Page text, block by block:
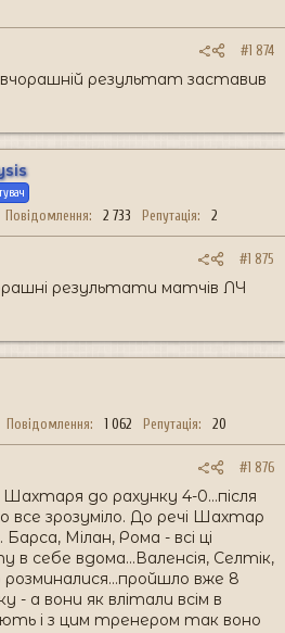
#1 874
результат заставив
Повідомлення 2 733 Репутація 2
#1 875
результати матчів ЛЧ
Повідомлення 1 062 Репутація 20
#1 876
до рахунку 4-0...після
все зрозуміло. До речі Шахтар
Барса, Мілан, Рома - всі ці
себе вдома...Валенсія, Селтік,
вже 8
- а вони як влітали всім в
і з цим тренером так воно